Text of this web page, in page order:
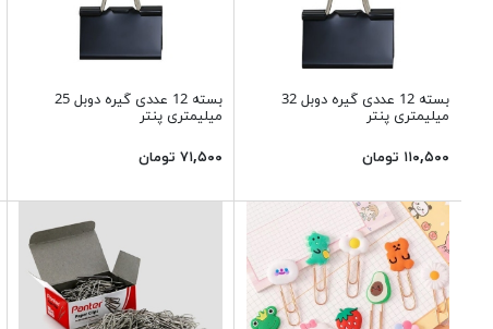
بسته 12 عددی گیره دوبل 32
میلیمتری پنتر
۱۱۰,۵۰۰ تومان
بسته 12 عددی گیره دوبل 25
میلیمتری پنتر
۷۱,۵۰۰ تومان